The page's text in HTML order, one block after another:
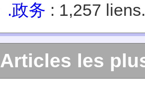
.政务 : 1,257 liens.
Articles les